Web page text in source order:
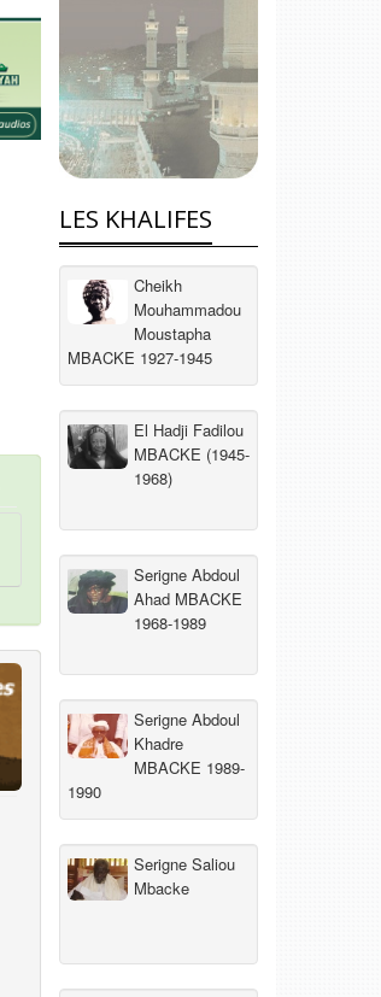
LES KHALIFES
Cheikh
Mouhammadou
Moustapha
MBACKE 1927-1945
El Hadji Fadilou
MBACKE (1945-
1968)
Serigne Abdoul
Ahad MBACKE
1968-1989
Serigne Abdoul
Khadre
MBACKE 1989-
1990
Serigne Saliou
Mbacke